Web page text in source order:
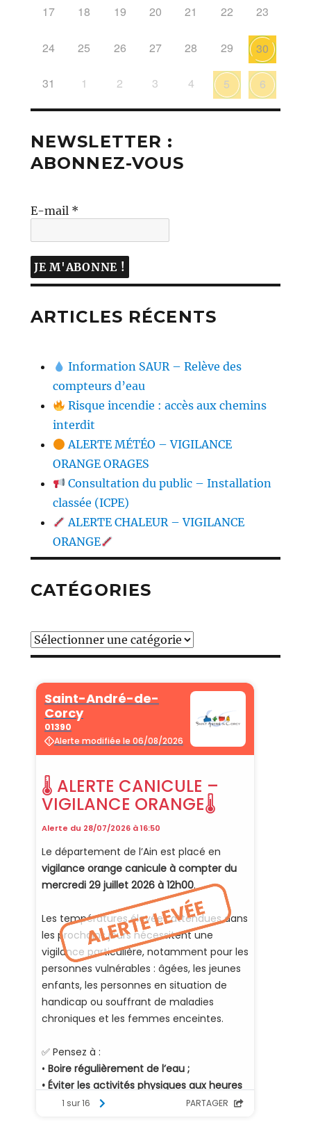
17 18 19 20 21 22 23
24 25 26 27 28 29 30
31 1 2 3 4 5 6
NEWSLETTER :
ABONNEZ-VOUS
E-mail *
ARTICLES RÉCENTS
Information SAUR – Relève des
compteurs d’eau
Risque incendie : accès aux chemins
interdit
ALERTE MÉTÉO – VIGILANCE
ORANGE ORAGES
Consultation du public – Installation
classée (ICPE)
ALERTE CHALEUR – VIGILANCE
ORANGE
CATÉGORIES
Catégories